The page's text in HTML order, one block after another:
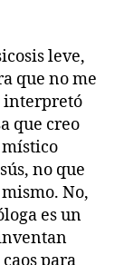
leve,
que no me
interpretó
que creo
místico
no que
No,
es un